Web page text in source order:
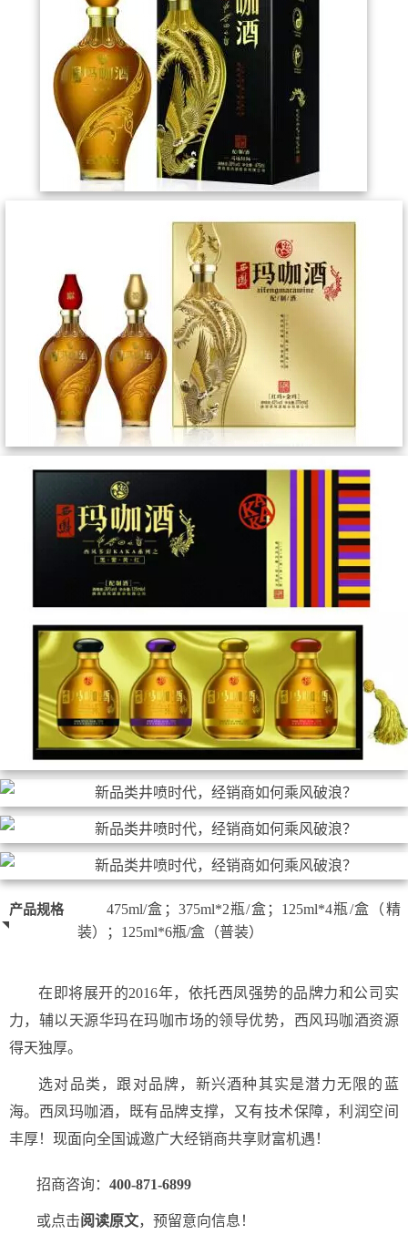
产品规格
475ml/盒；375ml*2瓶/盒；125ml*4瓶/盒（精
装）；125ml*6瓶/盒（普装）
在即将展开的2016年，依托西凤强势的品牌力和公司实
力，辅以天源华玛在玛咖市场的领导优势，西风玛咖酒资源
得天独厚。
选对品类，跟对品牌，新兴酒种其实是潜力无限的蓝
海。西凤玛咖酒，既有品牌支撑，又有技术保障，利润空间
丰厚！现面向全国诚邀广大经销商共享财富机遇！
招商咨询： 400-871-6899
或点击阅读原文，预留意向信息！